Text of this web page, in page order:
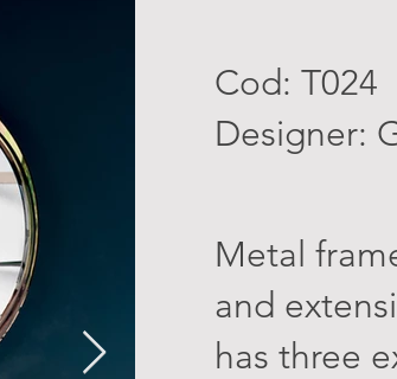
Cod: T024
Designer:
Metal
and
has three